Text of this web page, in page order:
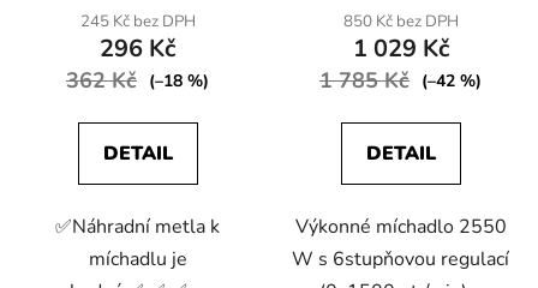
245 Kč bez DPH
296 Kč
362 Kč (–18 %)
DETAIL
✅Náhradní metla k
míchadlu je
produktu
je
3,1
5
850 Kč bez DPH
1 029 Kč
1 785 Kč (–42 %)
DETAIL
Výkonné míchadlo 2550
W s 6stupňovou regulací